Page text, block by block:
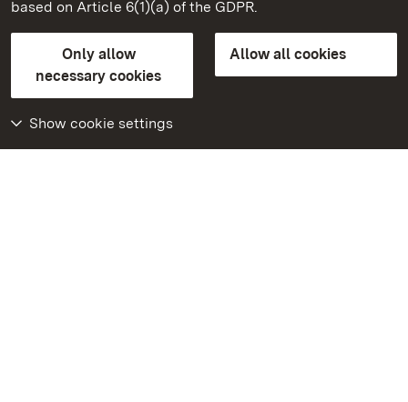
based on Article 6(1)(a) of the GDPR.
Only allow
necessary cookies
Allow all cookies
Show cookie settings
State Palaces and Gardens of Baden-Wuerttemberg
Contact usFAQMasthead
Declaration on barrier-free access
BITV-konform (geprüfte Seiten)